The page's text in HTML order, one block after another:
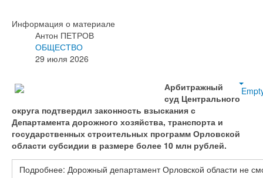
Информация о материале
Антон ПЕТРОВ
ОБЩЕСТВО
29 июля 2026
Арбитражный
суд Центрального
округа подтвердил законность взыскания с
Департамента дорожного хозяйства, транспорта и
государственных строительных программ Орловской
области субсидии в размере более 10 млн рублей.
Подробнее: Дорожный департамент Орловской области не